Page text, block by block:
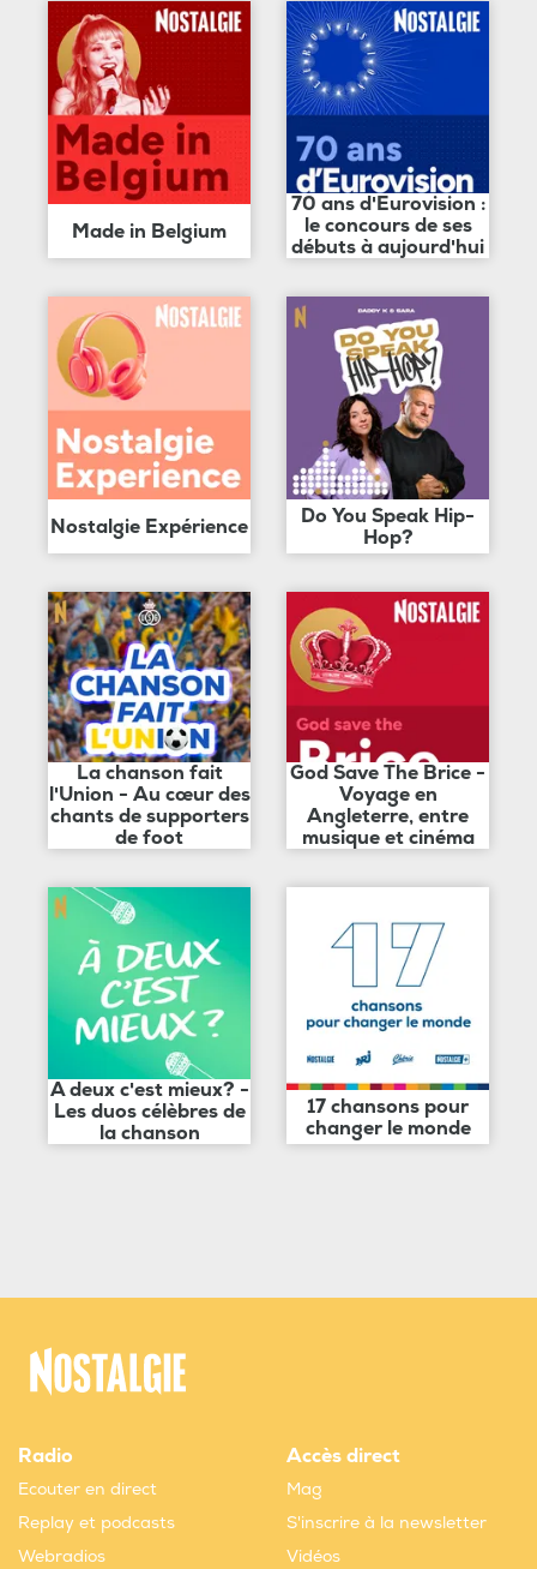
Made in Belgium
70 ans d'Eurovision :
le concours de ses
débuts à aujourd'hui
Nostalgie Expérience
Do You Speak Hip-
Hop?
La chanson fait
l'Union - Au cœur des
chants de supporters
de foot
God Save The Brice -
Voyage en
Angleterre, entre
musique et cinéma
A deux c'est mieux? -
Les duos célèbres de
la chanson
17 chansons pour
changer le monde
Radio
Ecouter en direct
Replay et podcasts
Webradios
Accès direct
Mag
S'inscrire à la newsletter
Vidéos